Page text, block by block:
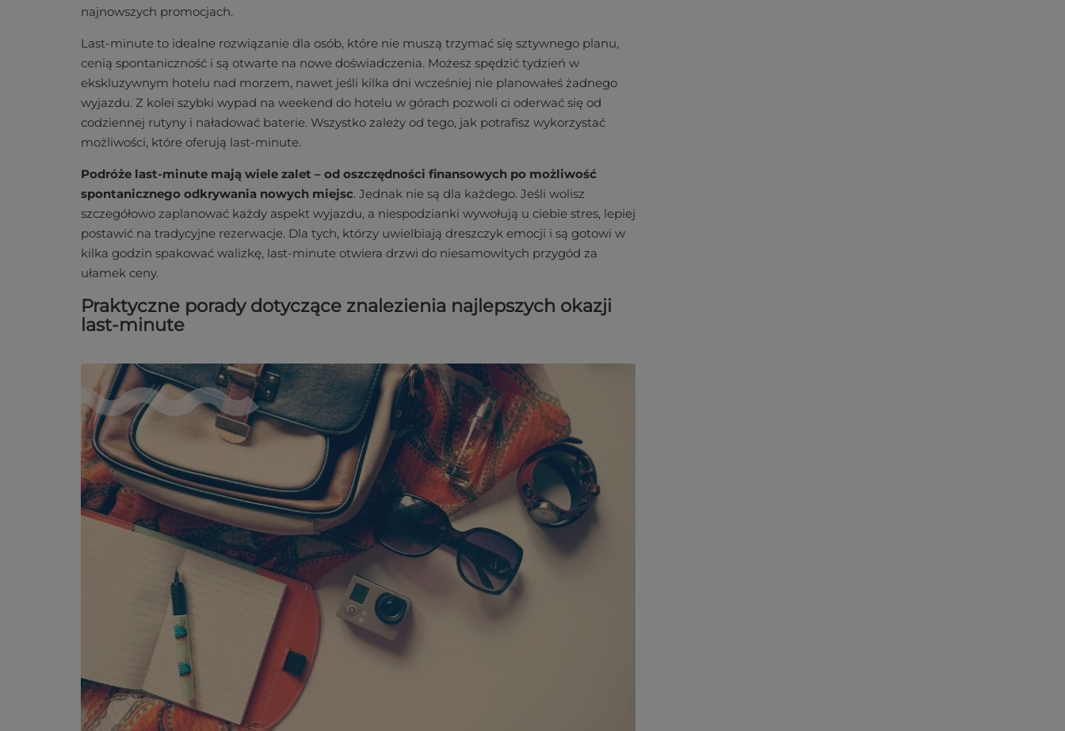
najnowszych promocjach.
Last-minute to idealne rozwiązanie dla osób, które nie muszą trzymać się sztywnego planu,
cenią spontaniczność i są otwarte na nowe doświadczenia. Możesz spędzić tydzień w
ekskluzywnym hotelu nad morzem, nawet jeśli kilka dni wcześniej nie planowałeś żadnego
wyjazdu. Z kolei szybki wypad na weekend do hotelu w górach pozwoli ci oderwać się od
codziennej rutyny i naładować baterie. Wszystko zależy od tego, jak potrafisz wykorzystać
możliwości, które oferują last-minute.
Podróże last-minute mają wiele zalet – od oszczędności finansowych po możliwość
spontanicznego odkrywania nowych miejsc. Jednak nie są dla każdego. Jeśli wolisz
szczegółowo zaplanować każdy aspekt wyjazdu, a niespodzianki wywołują u ciebie stres, lepiej
postawić na tradycyjne rezerwacje. Dla tych, którzy uwielbiają dreszczyk emocji i są gotowi w
kilka godzin spakować walizkę, last-minute otwiera drzwi do niesamowitych przygód za
ułamek ceny.
Praktyczne porady dotyczące znalezienia najlepszych okazji
last-minute